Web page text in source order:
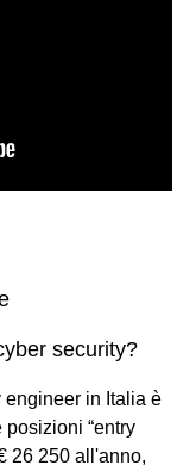
security?
engineer in Italia è
“entry
26 250 all'anno,